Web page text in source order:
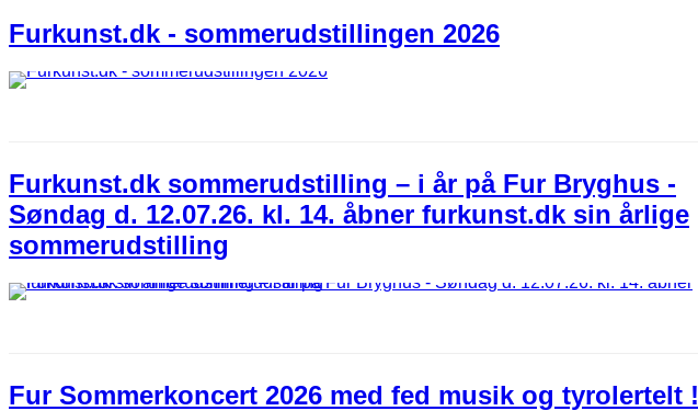
Furkunst.dk - sommerudstillingen 2026
Furkunst.dk sommerudstilling – i år på Fur Bryghus -
Søndag d. 12.07.26. kl. 14. åbner furkunst.dk sin årlige
sommerudstilling
Fur Sommerkoncert 2026 med fed musik og tyrolertelt !